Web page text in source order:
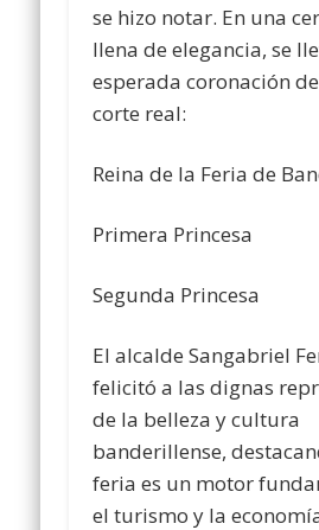
se hizo notar. En una
llena de elegancia, se
esperada coronación
corte real:
Reina de la Feria de
Primera Princesa
Segunda Princesa
El alcalde Sangabriel
felicitó a las dignas
de la belleza y cultura
banderillense,
feria es un motor
el turismo y la